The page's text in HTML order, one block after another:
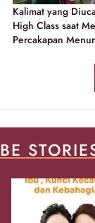
Kalimat yang
High Class saat
Percakapan
BE